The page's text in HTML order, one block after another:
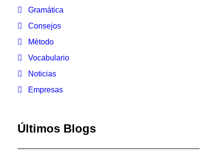
Gramática
Consejos
Método
Vocabulario
Noticias
Empresas
Últimos Blogs